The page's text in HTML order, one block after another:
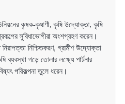
কৃষক-কৃষাণী, কৃষি উদ্যোক্তা, কৃষি
সুবিধাভোগীরা অংশগ্রহণ করেন।
নিরাপত্তা নিশ্চিতকরণ, গ্রামীণ উদ্যোক্তা
গড়ে তোলার লক্ষ্যে পার্টনার
পরিকল্পনা তুলে ধরেন।